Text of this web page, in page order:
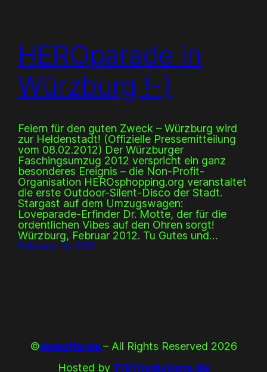
HEROparade in
Würzburg !-)
Feiern für den guten Zweck – Würzburg wird
zur Heldenstadt! (Offizielle Pressemitteilung
vom 08.02.2012) Der Würzburger
Faschingsumzug 2012 verspricht ein ganz
besonderes Ereignis – die Non-Profit-
Organisation HEROsphopping.org veranstaltet
die erste Outdoor-Silent-Disco der Stadt.
Stargast auf dem Umzugswagen:
Loveparade-Erfinder Dr. Motte, der für die
ordentlichen Vibes auf den Ohren sorgt!
Würzburg, Februar 2012. Tu Gutes und…
February 10, 2012
©drmotte.de – All Rights Reserved 2026
Hosted by 1101itsolutions.de